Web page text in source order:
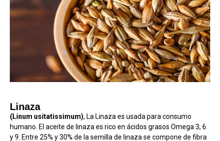
Linaza
(Linum usitatissimum), La Linaza es usada para consumo
humano. El aceite de linaza es rico en ácidos grasos Omega 3, 6
y 9. Entre 25% y 30% de la semilla de linaza se compone de fibra